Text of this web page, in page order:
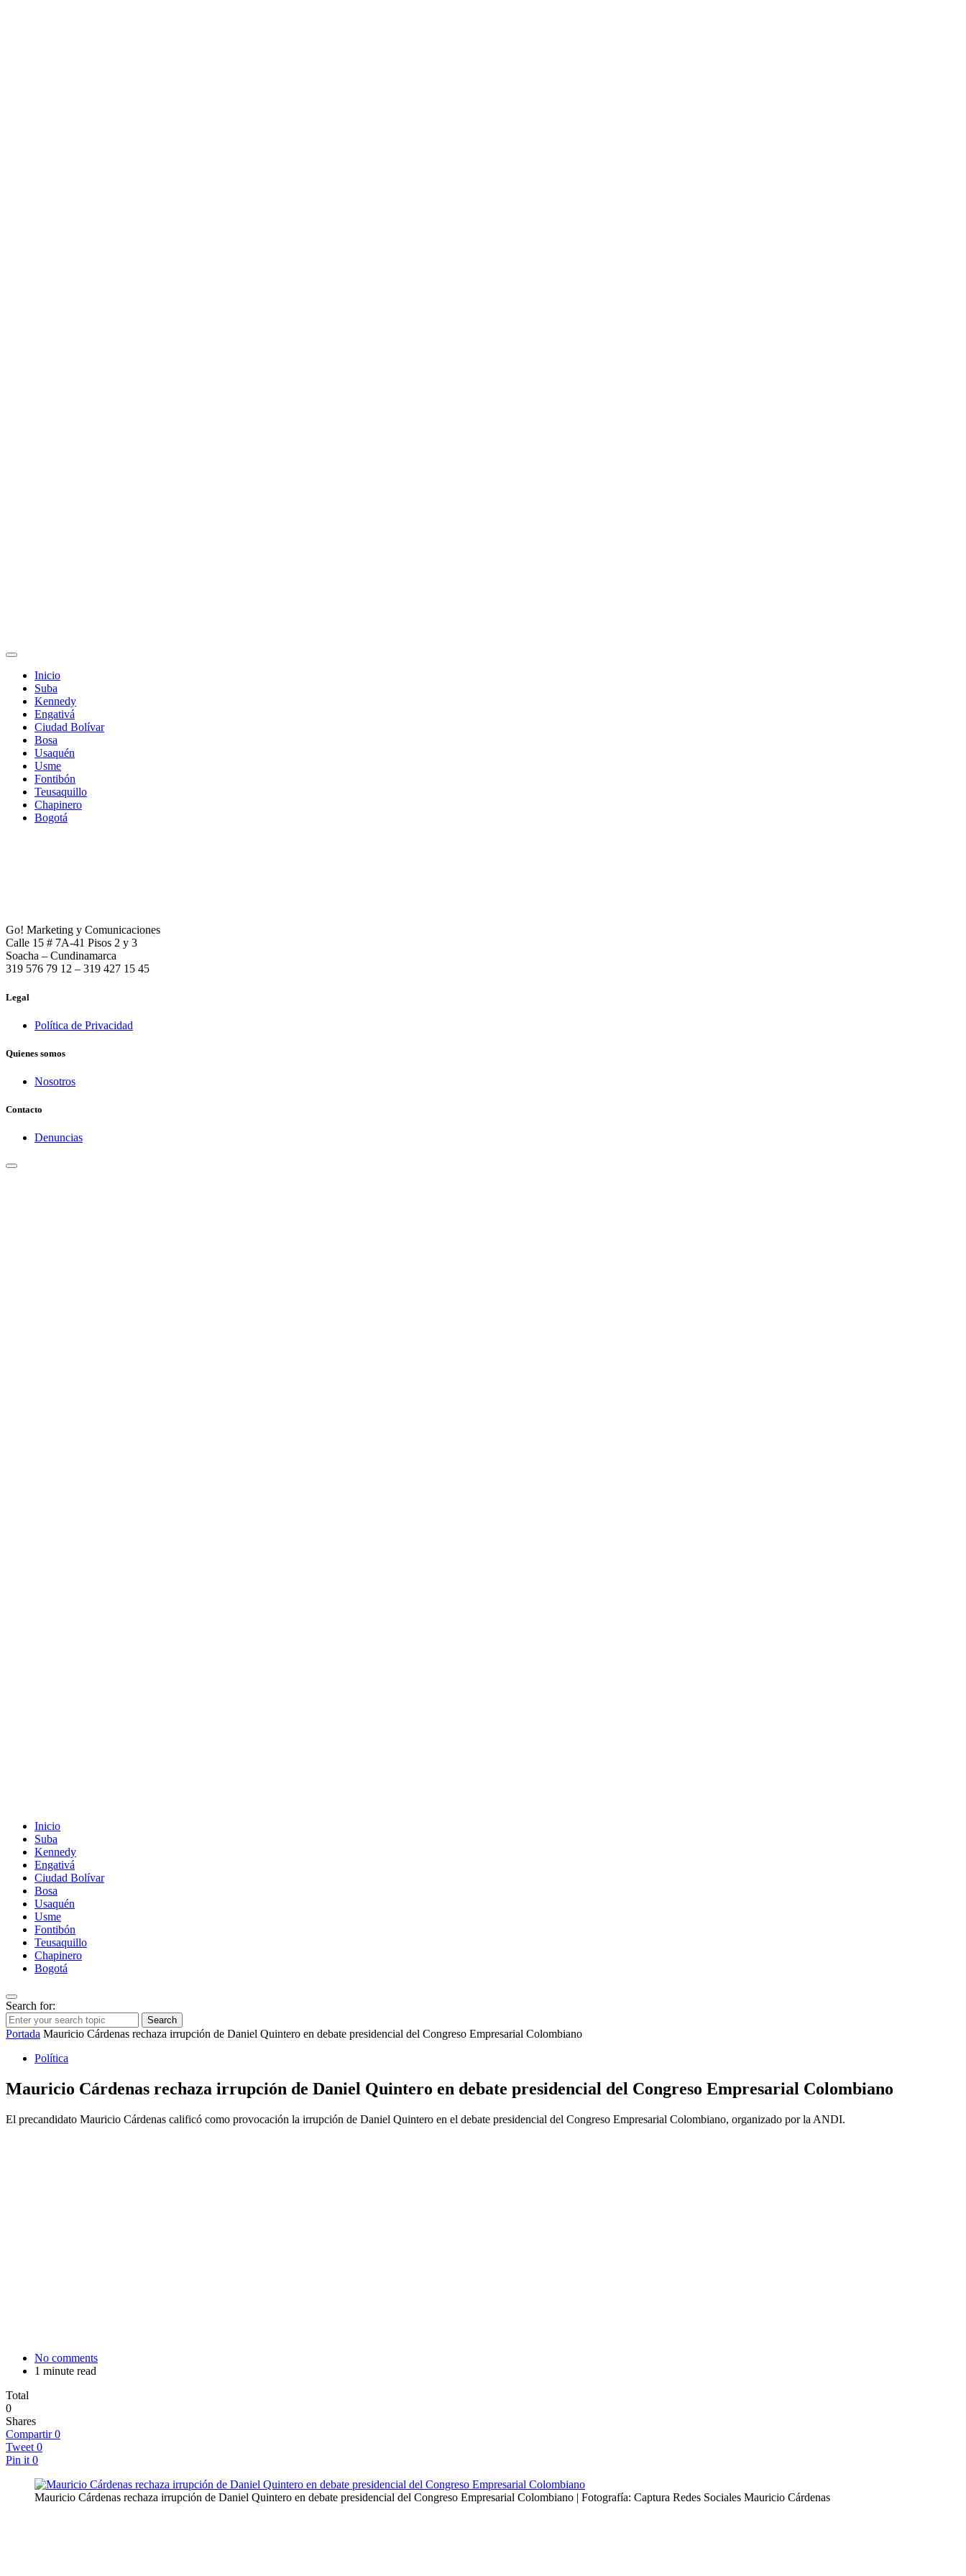
Inicio
Suba
Kennedy
Engativá
Ciudad Bolívar
Bosa
Usaquén
Usme
Fontibón
Teusaquillo
Chapinero
Bogotá
Go! Marketing y Comunicaciones
Calle 15 # 7A-41 Pisos 2 y 3
Soacha – Cundinamarca
319 576 79 12 – 319 427 15 45
Legal
Política de Privacidad
Quienes somos
Nosotros
Contacto
Denuncias
Inicio
Suba
Kennedy
Engativá
Ciudad Bolívar
Bosa
Usaquén
Usme
Fontibón
Teusaquillo
Chapinero
Bogotá
Search for:
Search
Portada Mauricio Cárdenas rechaza irrupción de Daniel Quintero en debate presidencial del Congreso Empresarial Colombiano
Política
Mauricio Cárdenas rechaza irrupción de Daniel Quintero en debate presidencial del Congreso Empresarial Colombiano
El precandidato Mauricio Cárdenas calificó como provocación la irrupción de Daniel Quintero en el debate presidencial del Congreso Empresarial Colombiano, organizado por la ANDI.
No comments
1 minute read
Total
0
Shares
Compartir 0
Tweet 0
Pin it 0
Mauricio Cárdenas rechaza irrupción de Daniel Quintero en debate presidencial del Congreso Empresarial Colombiano | Fotografía: Captura Redes Sociales Mauricio Cárdenas